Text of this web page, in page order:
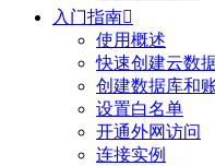
入门指南
使用概述
快速创建云数
创建数据库和
设置白名单
开通外网访问
连接实例